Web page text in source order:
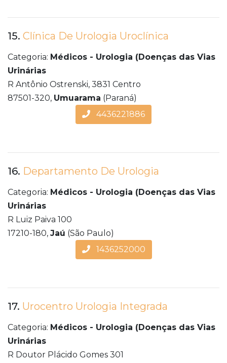
15. Clínica De Urologia Uroclínica
Categoria: Médicos - Urologia (Doenças das Vias
Urinárias
R Antônio Ostrenski, 3831 Centro
87501-320, Umuarama (Paraná)
4436221886
16. Departamento De Urologia
Categoria: Médicos - Urologia (Doenças das Vias
Urinárias
R Luiz Paiva 100
17210-180, Jaú (São Paulo)
1436252000
17. Urocentro Urologia Integrada
Categoria: Médicos - Urologia (Doenças das Vias
Urinárias
R Doutor Plácido Gomes 301